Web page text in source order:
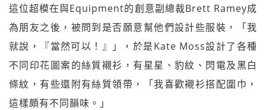
這位超模在與Equipment的創意副總裁Brett Ramey成
為朋友之後，被問到是否願意幫他們設計些服裝，「我
就說，『當然可以！』」，於是Kate Moss設計了各種
不同印花圖案的絲質襯衫，有星星、豹紋、閃電及黑白
條紋，有些還附有絲質領帶，「我喜歡襯衫搭配圍巾，
這樣頗有不同韻味。」